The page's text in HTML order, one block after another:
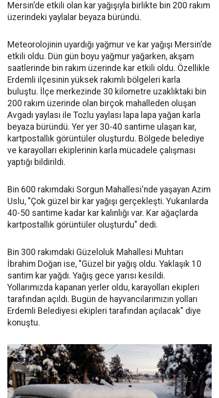
Mersin'de etkili olan kar yağışıyla birlikte bin 200 rakım
üzerindeki yaylalar beyaza büründü.
Meteorolojinin uyardığı yağmur ve kar yağışı Mersin'de
etkili oldu. Dün gün boyu yağmur yağarken, akşam
saatlerinde bin rakım üzerinde kar etkili oldu. Özellikle
Erdemli ilçesinin yüksek rakımlı bölgeleri karla
buluştu. İlçe merkezinde 30 kilometre uzaklıktaki bin
200 rakım üzerinde olan birçok mahalleden oluşan
Avgadı yaylası ile Tozlu yaylası lapa lapa yağan karla
beyaza büründü. Yer yer 30-40 santime ulaşan kar,
kartpostallık görüntüler oluşturdu. Bölgede belediye
ve karayolları ekiplerinin karla mücadele çalışması
yaptığı bildirildi.
Bin 600 rakımdaki Sorgun Mahallesi'nde yaşayan Azim
Uslu, "Çok güzel bir kar yağışı gerçekleşti. Yukarılarda
40-50 santime kadar kar kalınlığı var. Kar ağaçlarda
kartpostallık görüntüler oluşturdu" dedi.
Bin 300 rakımdaki Güzeloluk Mahallesi Muhtarı
İbrahim Doğan ise, "Güzel bir yağış oldu. Yaklaşık 10
santim kar yağdı. Yağış gece yarısı kesildi.
Yollarımızda kapanan yerler oldu, karayolları ekipleri
tarafından açıldı. Bugün de hayvancılarımızın yolları
Erdemli Belediyesi ekipleri tarafından açılacak" diye
konuştu.